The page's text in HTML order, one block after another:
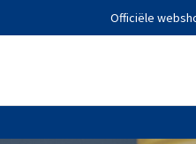
Officiële